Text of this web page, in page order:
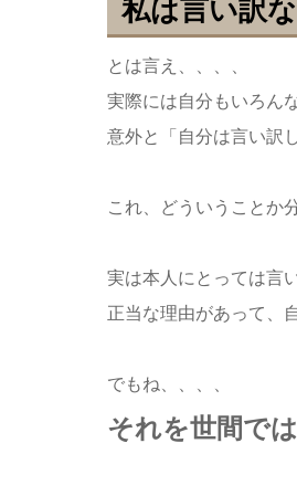
私は言い訳
とは言え、、、、
実際には自分もいろん
意外と「自分は言い訳
これ、どういうことか
実は本人にとっては言
正当な理由があって、
でもね、、、、
それを世間では